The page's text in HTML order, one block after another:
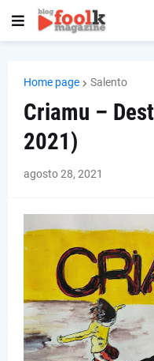
Home page Salento
Criamu –
2021)
agosto 28, 2021